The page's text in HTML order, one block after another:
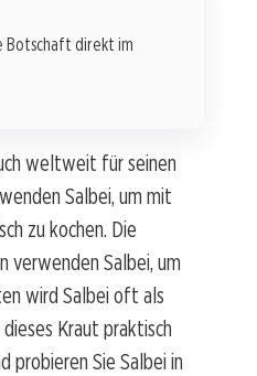
Botschaft direkt im
weltweit für seinen
Salbei, um mit
zu kochen. Die
verwenden Salbei, um
wird Salbei oft als
Kraut praktisch
probieren Sie Salbei in